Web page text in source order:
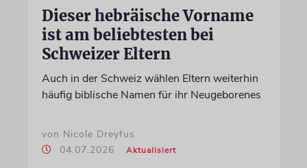
Dieser hebräische Vorname
ist am beliebtesten bei
Schweizer Eltern
Auch in der Schweiz wählen Eltern weiterhin
häufig biblische Namen für ihr Neugeborenes
von Nicole Dreyfus
04.07.2026
Aktualisiert